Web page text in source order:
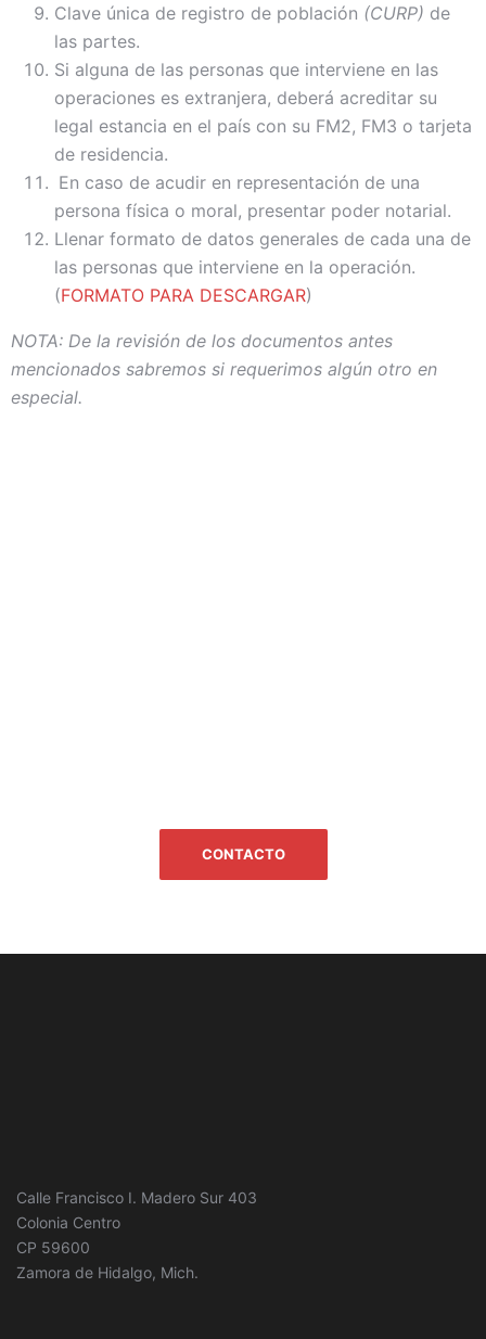
Clave única de registro de población (CURP) de
las partes.
Si alguna de las personas que interviene en las
operaciones es extranjera, deberá acreditar su
legal estancia en el país con su FM2, FM3 o tarjeta
de residencia.
En caso de acudir en representación de una
persona física o moral, presentar poder notarial.
Llenar formato de datos generales de cada una de
las personas que interviene en la operación.
(FORMATO PARA DESCARGAR)
NOTA: De la revisión de los documentos antes
mencionados sabremos si requerimos algún otro en
especial.
CONTACTO
Calle Francisco I. Madero Sur 403
Colonia Centro
CP 59600
Zamora de Hidalgo, Mich.